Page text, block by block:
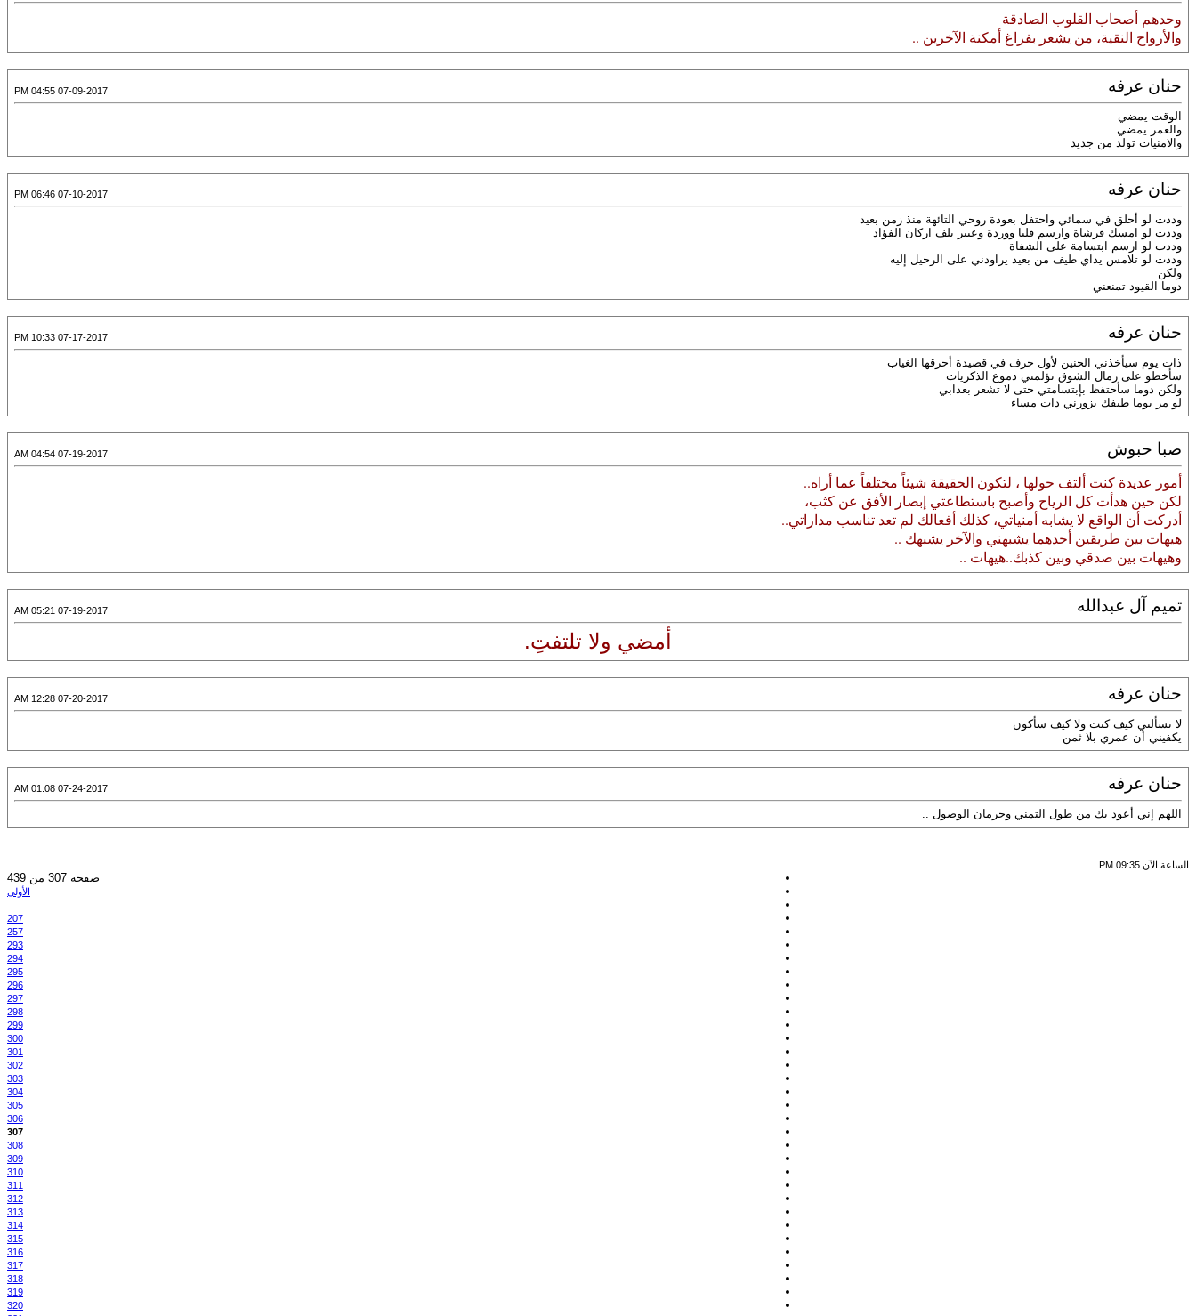
وحدهم أصحاب القلوب الصادقة
والأرواح النقية، من يشعر بفراغ أمكنة الآخرين ..
حنان عرفه 07-09-2017 04:55 PM
الوقت يمضي
والعمر يمضي
والامنيات تولد من جديد
حنان عرفه 07-10-2017 06:46 PM
وددت لو أحلق في سمائي واحتفل بعودة روحي التائهة منذ زمن بعيد
وددت لو امسك فرشاة وارسم قلبا ووردة وعبير يلف اركان الفؤاد
وددت لو ارسم ابتسامة على الشفاة
وددت لو تلامس يداي طيف من بعيد يراودني على الرحيل إليه
ولكن
دوما القيود تمنعني
حنان عرفه 07-17-2017 10:33 PM
ذات يوم سيأخذني الحنين لأول حرف في قصيدة أحرقها الغياب
سأخطو على رمال الشوق تؤلمني دموع الذكريات
ولكن دوما سأحتفظ بإبتسامتي حتى لا تشعر بعذابي
لو مر يوما طيفك يزورني ذات مساء
صبا حبوش 07-19-2017 04:54 AM
أمور عديدة كنت ألتف حولها ، لتكون الحقيقة شيئاً مختلفاً عما أراه..
لكن حين هدأت كل الرياح وأصبح باستطاعتي إبصار الأفق عن كثب،
أدركت أن الواقع لا يشابه أمنياتي، كذلك أفعالك لم تعد تناسب مداراتي..
هيهات بين طريقين أحدهما يشبهني والآخر يشبهك ..
وهيهات بين صدقي وبين كذبك..هيهات ..
تميم آل عبدالله 07-19-2017 05:21 AM
أمضي ولا تلتفتِ.
حنان عرفه 07-20-2017 12:28 AM
لا تسألني كيف كنت ولا كيف سأكون
يكفيني أن عمري بلا ثمن
حنان عرفه 07-24-2017 01:08 AM
اللهم إني أعوذ بك من طول التمني وحرمان الوصول ..
الساعة الآن 09:35 PM
صفحة 307 من 439
الأولى
207
257
293
294
295
296
297
298
299
300
301
302
303
304
305
306
307
308
309
310
311
312
313
314
315
316
317
318
319
320